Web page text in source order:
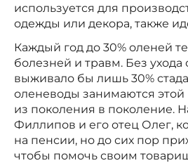
используется для
одежды или декора, также
Каждый год до 30% оленей
болезней и травм. Без ухода
выживало бы лишь 30%
оленеводы занимаются этой
из поколения в поколение.
Филлипов и его отец Олег,
на пенсии, но до сих пор
чтобы помочь своим